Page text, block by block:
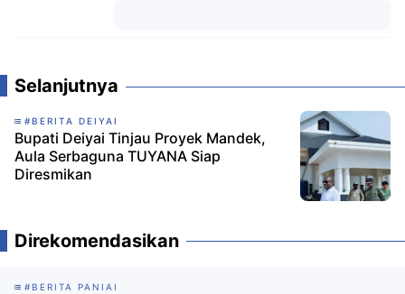
Selanjutnya
#BERITA DEIYAI
Bupati Deiyai Tinjau Proyek Mandek,
Aula Serbaguna TUYANA Siap
Diresmikan
Direkomendasikan
#BERITA PANIAI